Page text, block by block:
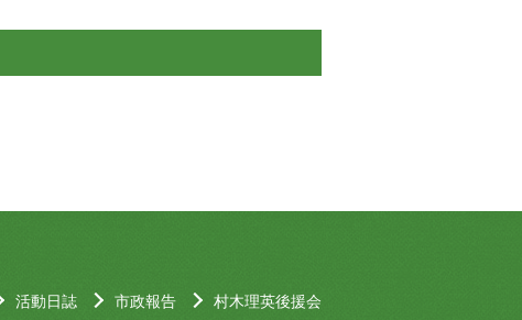
活動日誌 市政報告 村木理英後援会